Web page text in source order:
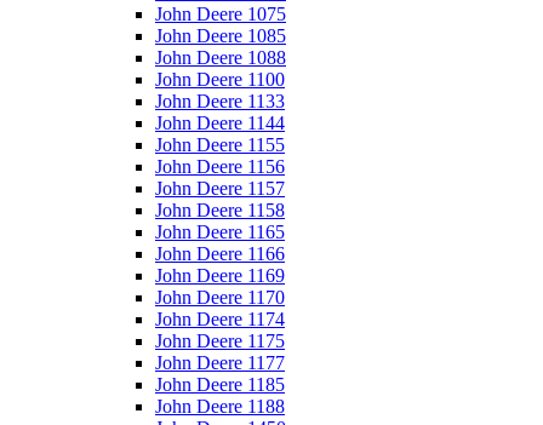
John Deere 1075
John Deere 1085
John Deere 1088
John Deere 1100
John Deere 1133
John Deere 1144
John Deere 1155
John Deere 1156
John Deere 1157
John Deere 1158
John Deere 1165
John Deere 1166
John Deere 1169
John Deere 1170
John Deere 1174
John Deere 1175
John Deere 1177
John Deere 1185
John Deere 1188